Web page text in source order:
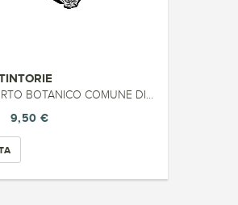
BOTANICO COMUNE DI TRIESTE
9,50 €